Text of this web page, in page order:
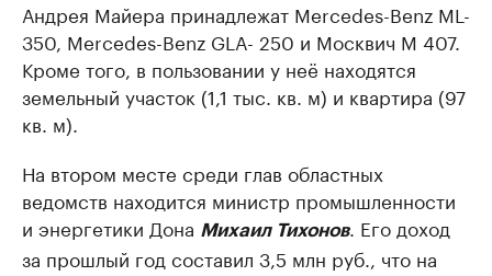
Андрея Майера принадлежат Mercedes-Benz ML-
350, Mercedes-Benz GLA- 250 и Москвич М 407.
Кроме того, в пользовании у неё находятся
земельный участок (1,1 тыс. кв. м) и квартира (97
кв. м).
На втором месте среди глав областных
ведомств находится министр промышленности
и энергетики Дона Михаил Тихонов. Его доход
за прошлый год составил 3,5 млн руб., что на